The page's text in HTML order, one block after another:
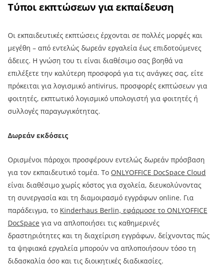
Τύποι εκπτώσεων για εκπαίδευση
Οι εκπαιδευτικές εκπτώσεις έρχονται σε πολλές μορφές και
μεγέθη – από εντελώς δωρεάν εργαλεία έως επιδοτούμενες
άδειες. Η γνώση του τι είναι διαθέσιμο σας βοηθά να
επιλέξετε την καλύτερη προσφορά για τις ανάγκες σας, είτε
πρόκειται για λογισμικό antivirus, προσφορές εκπτώσεων για
φοιτητές, εκπτωτικό λογισμικό υπολογιστή για φοιτητές ή
συλλογές παραγωγικότητας.
Δωρεάν εκδόσεις
Ορισμένοι πάροχοι προσφέρουν εντελώς δωρεάν πρόσβαση
για τον εκπαιδευτικό τομέα. Το ONLYOFFICE DocSpace Cloud
είναι διαθέσιμο χωρίς κόστος για σχολεία, διευκολύνοντας
τη συνεργασία και τη διαμοιρασμό εγγράφων online. Για
παράδειγμα, το Kinderhaus Berlin, εφάρμοσε το ONLYOFFICE
DocSpace για να απλοποιήσει τις καθημερινές
δραστηριότητες και τη διαχείριση εγγράφων, δείχνοντας πώς
τα ψηφιακά εργαλεία μπορούν να απλοποιήσουν τόσο τη
διδασκαλία όσο και τις διοικητικές διαδικασίες.